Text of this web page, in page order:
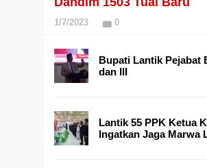
1/7/2023 0
Bupati Lantik Pejabat
dan III
Lantik 55 PPK Ketua
Ingatkan Jaga Marwa